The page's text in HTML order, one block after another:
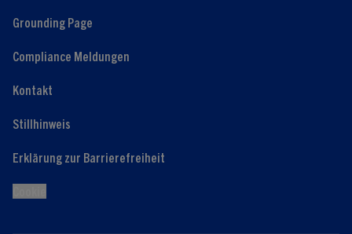
Grounding Page
Compliance Meldungen
Kontakt
Stillhinweis
Erklärung zur Barrierefreiheit